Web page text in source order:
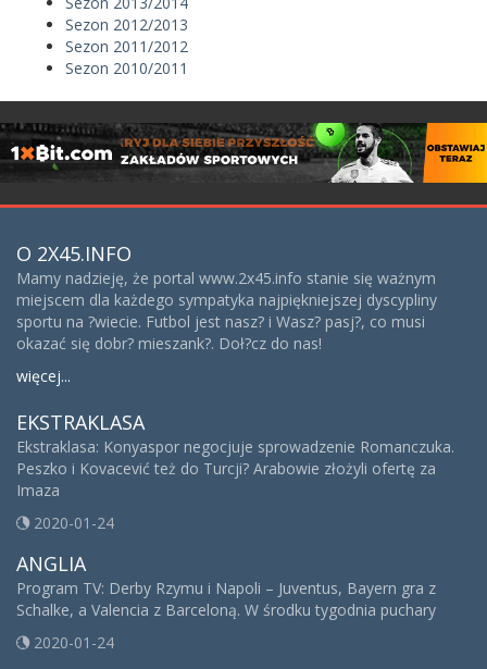
Sezon 2012/2013
Sezon 2011/2012
Sezon 2010/2011
O 2X45.INFO
Mamy nadzieję, że portal www.2x45.info stanie się ważnym
miejscem dla każdego sympatyka najpiękniejszej dyscypliny
sportu na ?wiecie. Futbol jest nasz? i Wasz? pasj?, co musi
okazać się dobr? mieszank?. Doł?cz do nas!
więcej...
EKSTRAKLASA
Ekstraklasa: Konyaspor negocjuje sprowadzenie Romanczuka.
Peszko i Kovacević też do Turcji? Arabowie złożyli ofertę za
Imaza
2020-01-24
ANGLIA
Program TV: Derby Rzymu i Napoli – Juventus, Bayern gra z
Schalke, a Valencia z Barceloną. W środku tygodnia puchary
2020-01-24